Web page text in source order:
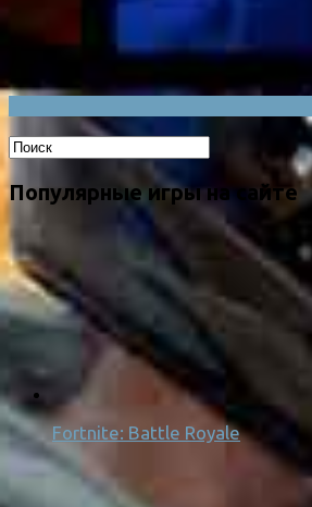
Популярные игры на сайте
Fortnite: Battle Royale